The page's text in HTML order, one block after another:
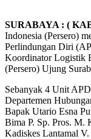
SURABAYA : (
Indonesia (Persero)
Perlindungan Diri
Koordinator Logistik
(Persero) Ujung
Sebanyak 4 Unit
Departemen
Bapak Utario Esna
Bima P. Sp. Pros. M.
Kadiskes Lantamal V.